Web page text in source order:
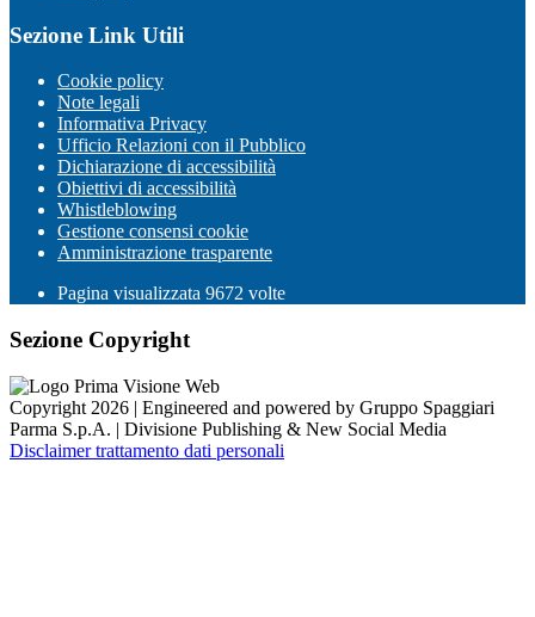
Sezione Link Utili
Cookie policy
Note legali
Informativa Privacy
Ufficio Relazioni con il Pubblico
Dichiarazione di accessibilità
Obiettivi di accessibilità
Whistleblowing
Gestione consensi cookie
Amministrazione trasparente
Pagina visualizzata 9672 volte
Sezione Copyright
Copyright 2026 | Engineered and powered by Gruppo Spaggiari
Parma S.p.A. | Divisione Publishing & New Social Media
Disclaimer trattamento dati personali